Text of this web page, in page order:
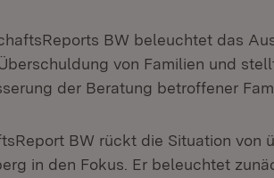
BW beleuchtet das
von Familien und
der Beratung betroffener
BW rückt die Situation von
in den Fokus. Er beleuchtet